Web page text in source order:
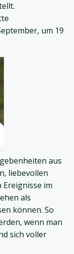
um 19
aus
liebevollen
im
als
können. So
wenn man
sich voller